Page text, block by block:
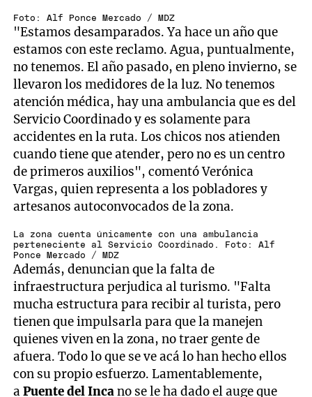
Foto: Alf Ponce Mercado / MDZ
"Estamos desamparados. Ya hace un año que
estamos con este reclamo. Agua, puntualmente,
no tenemos. El año pasado, en pleno invierno, se
llevaron los medidores de la luz. No tenemos
atención médica, hay una ambulancia que es del
Servicio Coordinado y es solamente para
accidentes en la ruta. Los chicos nos atienden
cuando tiene que atender, pero no es un centro
de primeros auxilios", comentó Verónica
Vargas, quien representa a los pobladores y
artesanos autoconvocados de la zona.
La zona cuenta únicamente con una ambulancia
perteneciente al Servicio Coordinado. Foto: Alf
Ponce Mercado / MDZ
Además, denuncian que la falta de
infraestructura perjudica al turismo. "Falta
mucha estructura para recibir al turista, pero
tienen que impulsarla para que la manejen
quienes viven en la zona, no traer gente de
afuera. Todo lo que se ve acá lo han hecho ellos
con su propio esfuerzo. Lamentablemente,
aPuente del Incano se le ha dado el auge que